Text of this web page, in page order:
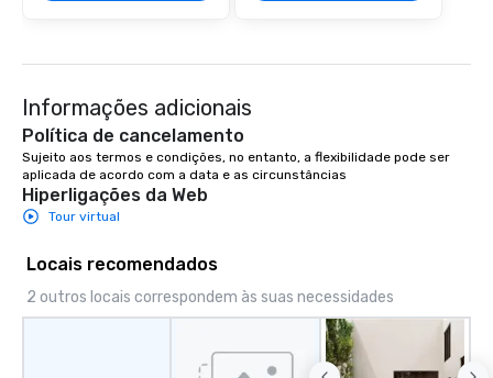
Informações adicionais
Política de cancelamento
Sujeito aos termos e condições, no entanto, a flexibilidade pode ser
aplicada de acordo com a data e as circunstâncias
Hiperligações da Web
Tour virtual
Locais recomendados
2 outros locais correspondem às suas necessidades